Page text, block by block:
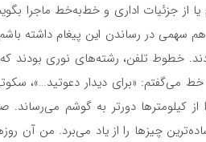
یا از جزئیات اداری و خط‌به‌خط ماجرا
سهمی در رساندن این پیغام داشته باشم
خطوط تلفن، رشته‌های نوری بودند
می‌گفتم: «برای دیدار دعوتید…»،
دورتر به گوشم می‌رساند.
چیزها را از یاد می‌برد. من آن